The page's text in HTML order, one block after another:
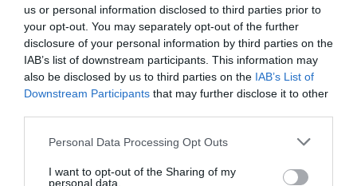
us or personal information disclosed to third parties prior to
your opt-out. You may separately opt-out of the further
disclosure of your personal information by third parties on the
IAB’s list of downstream participants. This information may
also be disclosed by us to third parties on the IAB’s List of
Downstream Participants that may further disclose it to other
Personal Data Processing Opt Outs
I want to opt-out of the Sharing of my
personal data.